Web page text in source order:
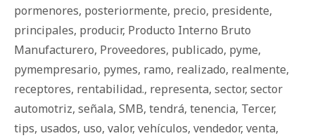
pormenores, posteriormente, precio, presidente,
principales, producir, Producto Interno Bruto
Manufacturero, Proveedores, publicado, pyme,
pymempresario, pymes, ramo, realizado, realmente,
receptores, rentabilidad., representa, sector, sector
automotriz, señala, SMB, tendrá, tenencia, Tercer,
tips, usados, uso, valor, vehículos, vendedor, venta,